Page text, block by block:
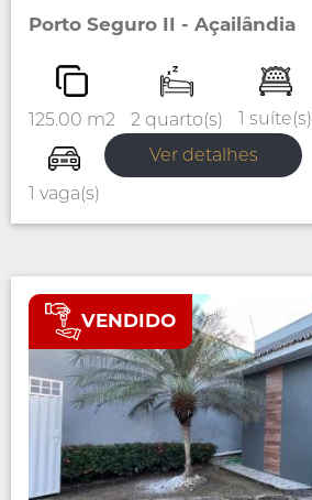
Porto Seguro II - Açailândia
125.00 m2 2 quarto(s) 1 suíte(s)
1 vaga(s)
Ver detalhes
VENDIDO